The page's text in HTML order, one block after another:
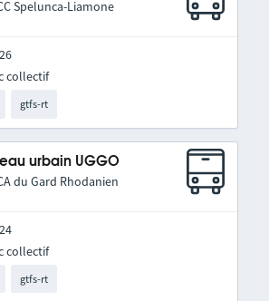
Spelunca-Liamone
gtfs-rt
collectif
urbain UGGO
du Gard Rhodanien
gtfs-rt
collectif